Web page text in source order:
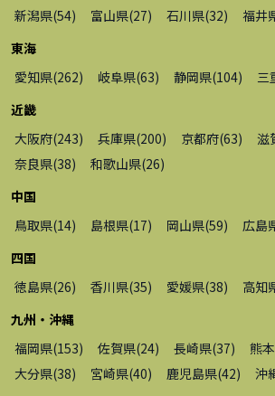
新潟県(54) 富山県(27) 石川県(32) 福井
東海
愛知県(262) 岐阜県(63) 静岡県(104) 三
近畿
大阪府(243) 兵庫県(200) 京都府(63) 滋
奈良県(38) 和歌山県(26)
中国
鳥取県(14) 島根県(17) 岡山県(59) 広島
四国
徳島県(26) 香川県(35) 愛媛県(38) 高知
九州・沖縄
福岡県(153) 佐賀県(24) 長崎県(37) 熊
大分県(38) 宮崎県(40) 鹿児島県(42) 沖